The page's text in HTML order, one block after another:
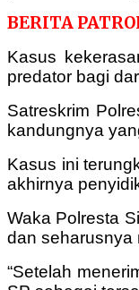
BERITA
Kasus
predator bagi
Satreskrim
kandungnya
Kasus ini
akhirnya
Waka Polresta
dan seharusnya
“Setelah